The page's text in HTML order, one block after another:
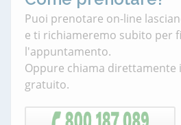
Puoi prenotare on-line
e ti richiameremo subito per
l'appuntamento.
Oppure chiama direttamente
gratuito.